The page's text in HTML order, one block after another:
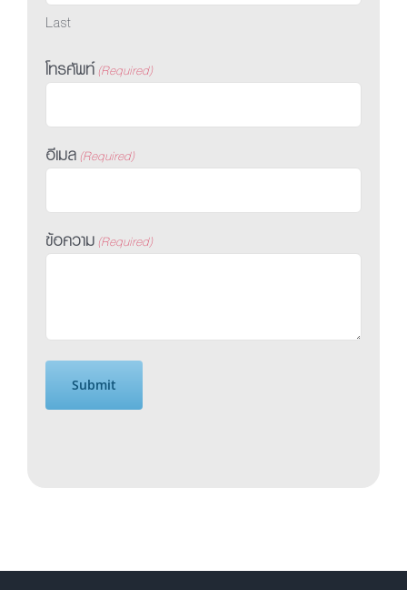
Last
โทรศัพท์ (Required)
อีเมล (Required)
ข้อความ (Required)